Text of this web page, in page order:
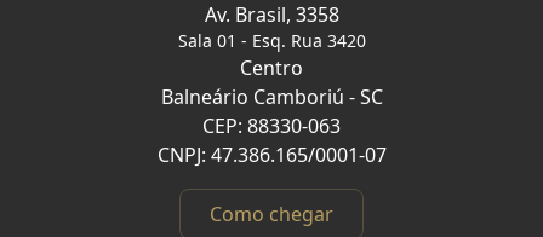
Av. Brasil, 3358
Sala 01 - Esq. Rua 3420
Centro
Balneário Camboriú - SC
CEP: 88330-063
CNPJ: 47.386.165/0001-07
Como chegar